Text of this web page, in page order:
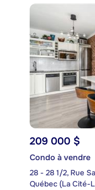
209 000 $
Condo à vendre
28 - 28 1/2, Rue
Québec (La Cité-